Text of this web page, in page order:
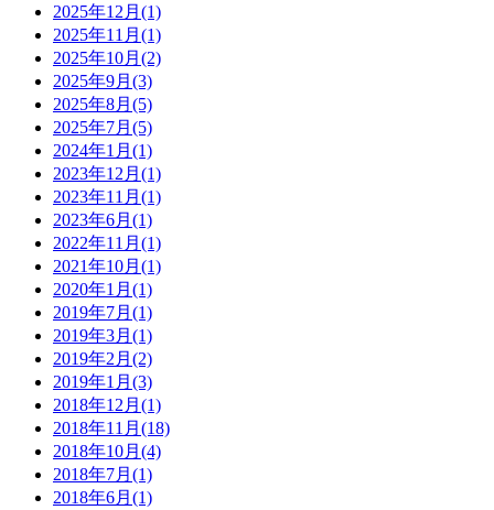
2025年12月(1)
2025年11月(1)
2025年10月(2)
2025年9月(3)
2025年8月(5)
2025年7月(5)
2024年1月(1)
2023年12月(1)
2023年11月(1)
2023年6月(1)
2022年11月(1)
2021年10月(1)
2020年1月(1)
2019年7月(1)
2019年3月(1)
2019年2月(2)
2019年1月(3)
2018年12月(1)
2018年11月(18)
2018年10月(4)
2018年7月(1)
2018年6月(1)